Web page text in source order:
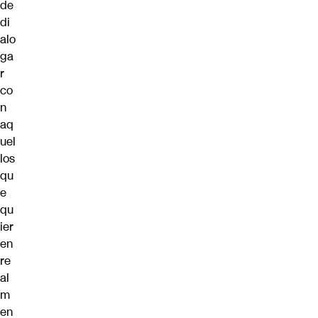
de
di
alo
ga
r
co
n
aq
uel
los
qu
e
qu
ier
en
re
al
m
en